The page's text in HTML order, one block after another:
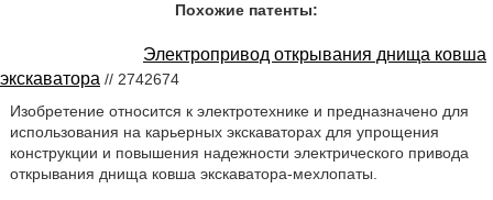
Похожие патенты:
Электропривод открывания днища ковша
экскаватора // 2742674
Изобретение относится к электротехнике и предназначено для
использования на карьерных экскаваторах для упрощения
конструкции и повышения надежности электрического привода
открывания днища ковша экскаватора-мехлопаты.